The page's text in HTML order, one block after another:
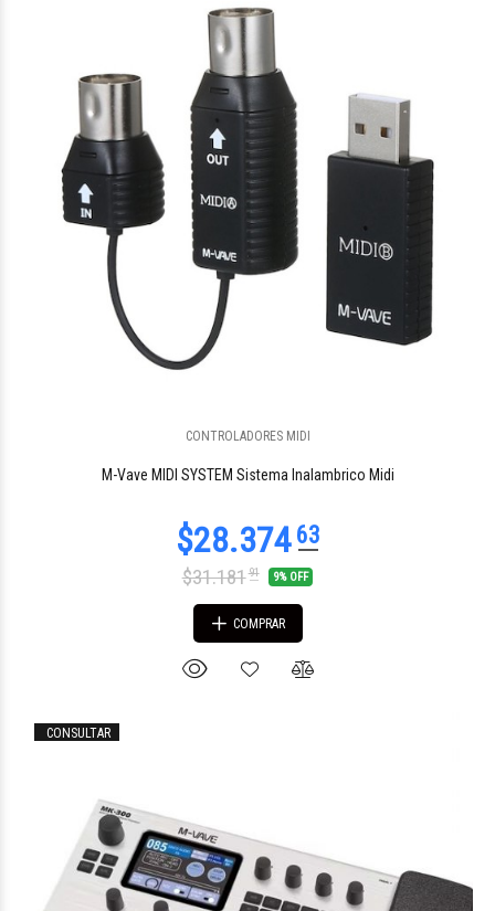
CONTROLADORES MIDI
M-Vave MIDI SYSTEM Sistema Inalambrico Midi
$31.18191 9% OFF
COMPRAR
CONSULTAR